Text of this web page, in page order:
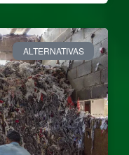
ALTERNATIVAS